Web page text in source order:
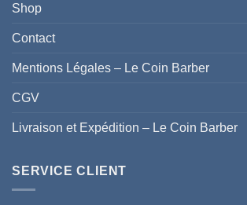
Shop
Contact
Mentions Légales – Le Coin Barber
CGV
Livraison et Expédition – Le Coin Barber
SERVICE CLIENT